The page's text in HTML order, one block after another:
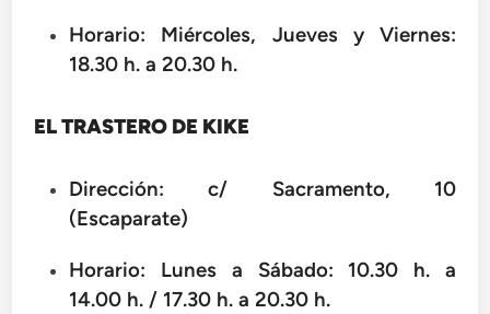
Horario: Miércoles, Jueves y Viernes:
18.30 h. a 20.30 h.
EL TRASTERO DE KIKE
Dirección: c/ Sacramento, 10
(Escaparate)
Horario: Lunes a Sábado: 10.30 h. a
14.00 h. / 17.30 h. a 20.30 h.